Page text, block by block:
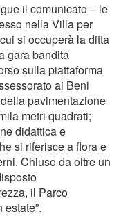
il comunicato – le
nella Villa per
si occuperà la ditta
gara bandita
sulla piattaforma
ai Beni
pavimentazione
metri quadrati;
didattica e
si riferisce a flora e
Chiuso da oltre un
il Parco